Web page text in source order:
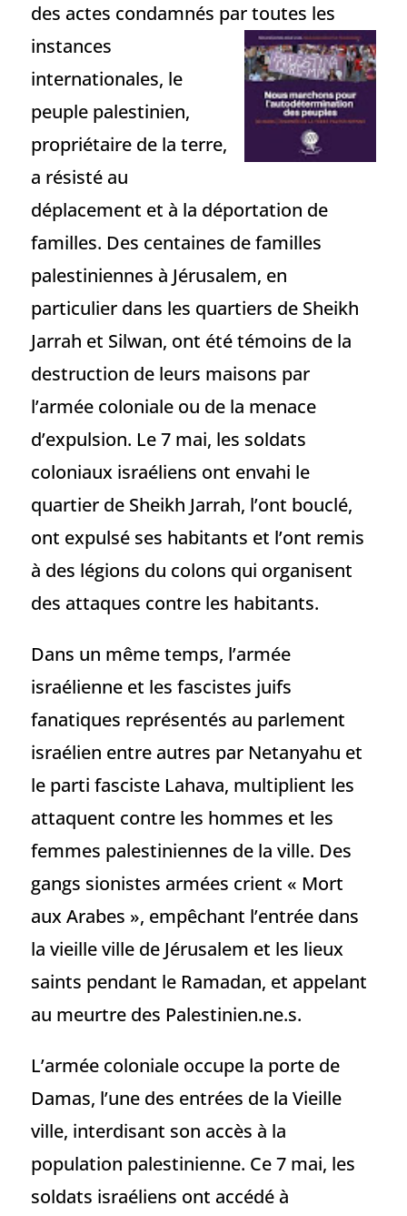
des actes condamnés par toutes les
instances
internationales, le
peuple palestinien,
propriétaire de la terre,
a résisté au
déplacement et à la déportation de
familles. Des centaines de familles
palestiniennes à Jérusalem, en
particulier dans les quartiers de Sheikh
Jarrah et Silwan, ont été témoins de la
destruction de leurs maisons par
l’armée coloniale ou de la menace
d’expulsion. Le 7 mai, les soldats
coloniaux israéliens ont envahi le
quartier de Sheikh Jarrah, l’ont bouclé,
ont expulsé ses habitants et l’ont remis
à des légions du colons qui organisent
des attaques contre les habitants.
Dans un même temps, l’armée
israélienne et les fascistes juifs
fanatiques représentés au parlement
israélien entre autres par Netanyahu et
le parti fasciste Lahava, multiplient les
attaquent contre les hommes et les
femmes palestiniennes de la ville. Des
gangs sionistes armées crient « Mort
aux Arabes », empêchant l’entrée dans
la vieille ville de Jérusalem et les lieux
saints pendant le Ramadan, et appelant
au meurtre des Palestinien.ne.s.
L’armée coloniale occupe la porte de
Damas, l’une des entrées de la Vieille
ville, interdisant son accès à la
population palestinienne. Ce 7 mai, les
soldats israéliens ont accédé à